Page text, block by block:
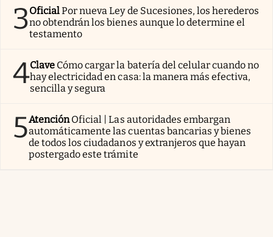
3OficialPor nueva Ley de Sucesiones, los herederos
no obtendrán los bienes aunque lo determine el
testamento
4Clave Cómo cargar la batería del celular cuando no
hay electricidad en casa: la manera más efectiva,
sencilla y segura
5AtenciónOficial | Las autoridades embargan
automáticamente las cuentas bancarias y bienes
de todos los ciudadanos y extranjeros que hayan
postergado este trámite